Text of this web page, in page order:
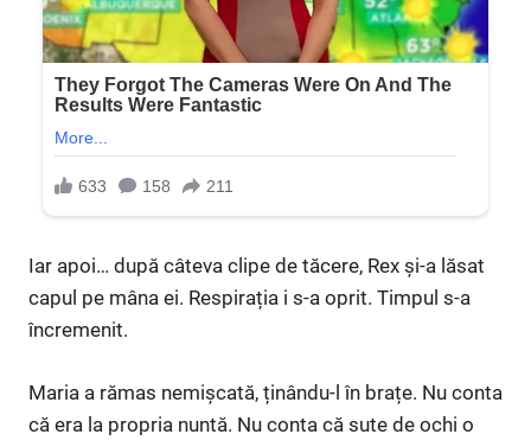
Iar apoi… după câteva clipe de tăcere, Rex și-a lăsat
capul pe mâna ei. Respirația i s-a oprit. Timpul s-a
încremenit.
Maria a rămas nemișcată, ținându-l în brațe. Nu conta
că era la propria nuntă. Nu conta că sute de ochi o